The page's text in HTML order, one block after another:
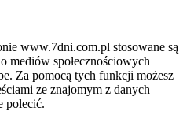
www.7dni.com.pl stosowane są
mediów społecznościowych
Za pomocą tych funkcji możesz
ze znajomym z danych
polecić.